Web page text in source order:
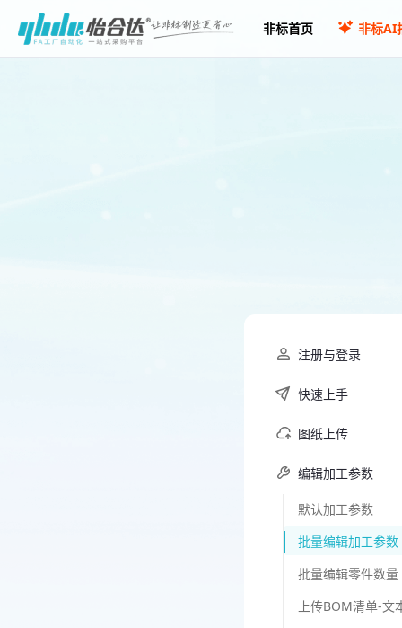
非标首页 非标AI
注册与登录
快速上手
图纸上传
编辑加工参数
默认加工参数
批量编辑加工参数
批量编辑零件数量
上传BOM清单-文